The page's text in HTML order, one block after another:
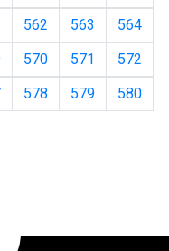
562 563
564
570 571
572
578 579
580